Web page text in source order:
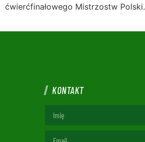
ćwierćfinałowego Mistrzostw Polski.
KONTAKT